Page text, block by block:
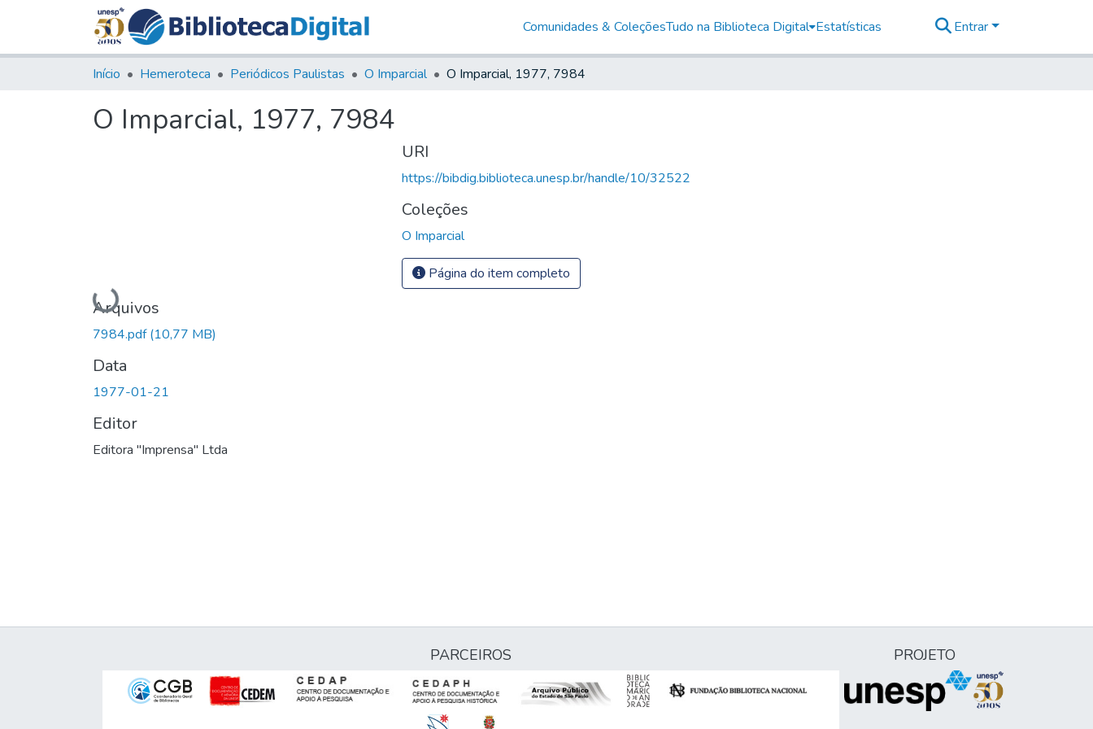
Comunidades & ColeçõesTudo na Biblioteca Digital Estatísticas Entrar
Início Hemeroteca Periódicos Paulistas O Imparcial O Imparcial, 1977, 7984
O Imparcial, 1977, 7984
Carregando...
Arquivos
7984.pdf(10,77 MB)
Data
1977-01-21
Editor
Editora "Imprensa" Ltda
URI
https://bibdig.biblioteca.unesp.br/handle/10/32522
Coleções
O Imparcial
Página do item completo
PARCEIROS PROJETO